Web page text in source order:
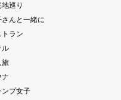
巡り
さんと一緒に
トラン
ル
旅
ナ
ンプ女子